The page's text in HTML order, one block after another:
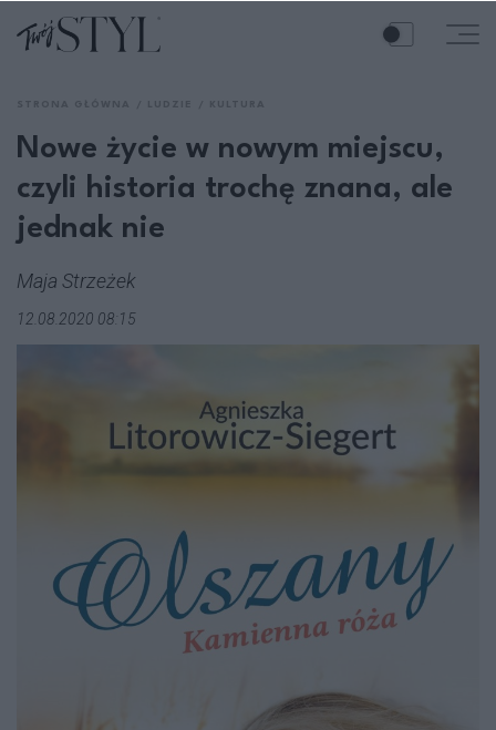
Nowe życie w nowym miejscu,
czyli historia trochę znana, ale
jednak nie
Maja Strzeżek
12.08.2020 08:15